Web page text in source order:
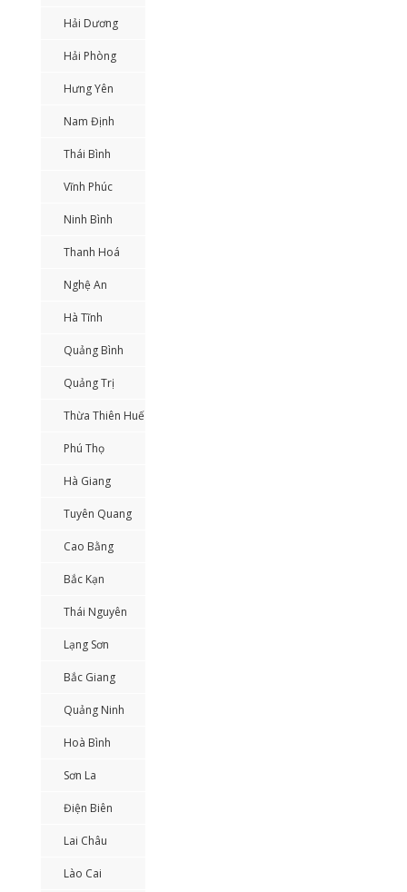
Hải Dương
Hải Phòng
Hưng Yên
Nam Định
Thái Bình
Vĩnh Phúc
Ninh Bình
Thanh Hoá
Nghệ An
Hà Tĩnh
Quảng Bình
Quảng Trị
Thừa Thiên Huế
Phú Thọ
Hà Giang
Tuyên Quang
Cao Bằng
Bắc Kạn
Thái Nguyên
Lạng Sơn
Bắc Giang
Quảng Ninh
Hoà Bình
Sơn La
Điện Biên
Lai Châu
Lào Cai